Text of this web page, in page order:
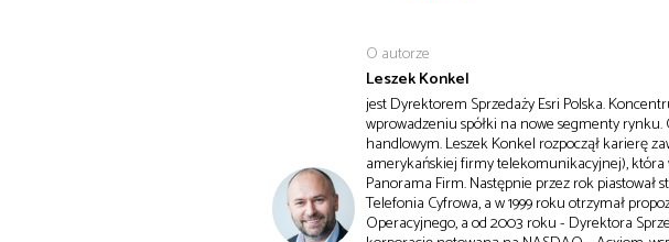
O autorze
Leszek Konkel
jest Dyrektorem Sprzedaży Esri Polska.
wprowadzeniu spółki na nowe segmenty
handlowym. Leszek Konkel rozpoczął karierę
amerykańskiej firmy telekomunikacyjnej), która
Panorama Firm. Następnie przez rok piastował
Telefonia Cyfrowa, a w 1999 roku otrzymał
Operacyjnego, a od 2003 roku - Dyrektora